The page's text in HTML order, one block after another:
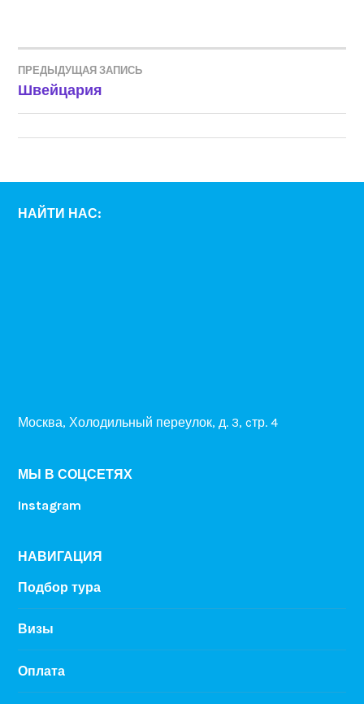
НАВИГАЦИЯ
ПО
ПРЕДЫДУЩАЯ ЗАПИСЬ
Швейцария
НАЙТИ НАС:
Москва, Холодильный переулок, д. 3, cтр. 4
МЫ В СОЦСЕТЯХ
Instagram
НАВИГАЦИЯ
Подбор тура
Визы
Оплата